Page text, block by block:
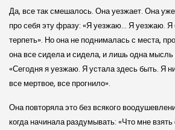
Да, все так смешалось. Она уезжает. Она
про себя эту фразу: «Я уезжаю… Я уезжаю. Я
терпеть». Но она не поднималась с места,
она все сидела и сидела, и лишь одна мысль
«Сегодня я уезжаю. Я устала здесь быть. Я
все мертвое, все прогнило».
Она повторяла это без всякого
когда начинала раздумывать: «Что мне